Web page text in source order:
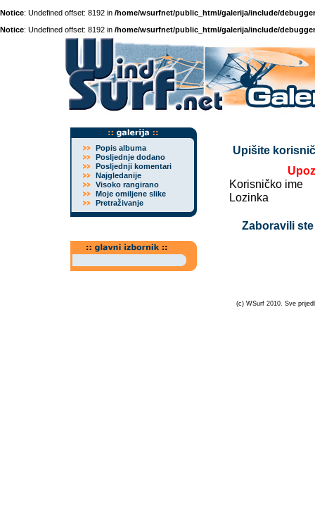
Notice: Undefined offset: 8192 in /home/wsurfnet/public_html/galerija/include/
Notice: Undefined offset: 8192 in /home/wsurfnet/public_html/galerija/include/
Popis albuma
Posljednje dodano
Posljednji komentari
Najgledanije
Visoko rangirano
Moje omiljene slike
Pretraživanje
Upišite
Korisničko ime
Lozinka
Zaboravili
(c) WSurf 2010. Sve